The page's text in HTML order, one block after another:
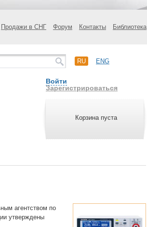
Продажи в СНГ Форум Контакты Библиотека
RU ENG
Войти
Зарегистрироваться
Корзина пуста
агентством по
утверждены